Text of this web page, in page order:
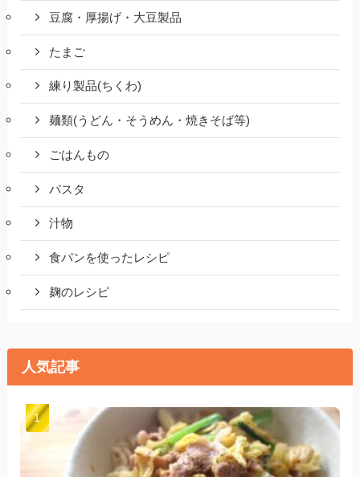
豆腐・厚揚げ・大豆製品
たまご
練り製品(ちくわ)
麺類(うどん・そうめん・焼きそば等)
ごはんもの
パスタ
汁物
食パンを使ったレシピ
麹のレシピ
人気記事